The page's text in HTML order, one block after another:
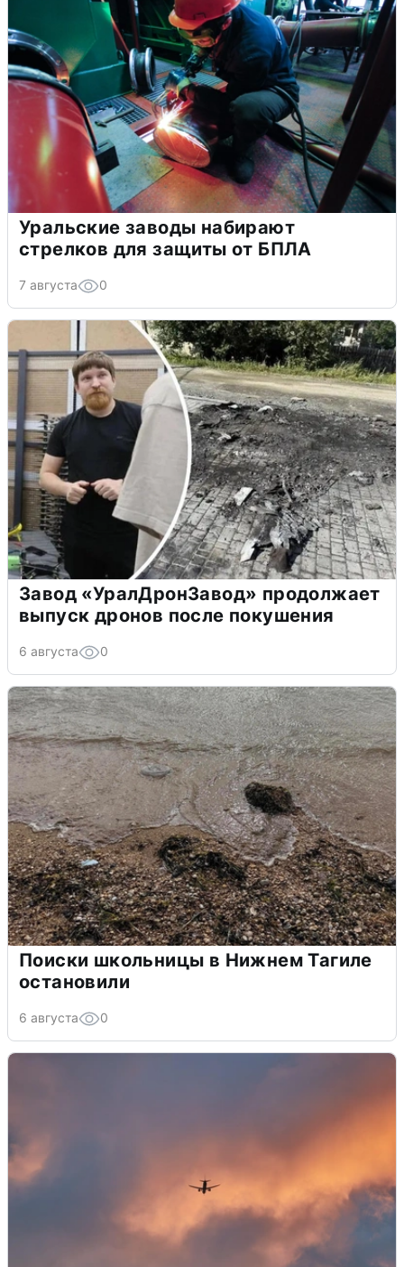
Уральские заводы набирают
стрелков для защиты от БПЛА
7 августа 0
Завод «УралДронЗавод» продолжает
выпуск дронов после покушения
6 августа 0
Поиски школьницы в Нижнем Тагиле
остановили
6 августа 0